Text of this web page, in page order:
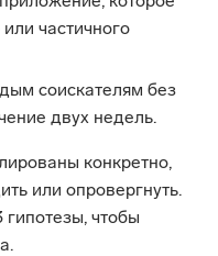
частичного
соискателям без
двух недель.
конкретно,
или опровергнуть.
чтобы